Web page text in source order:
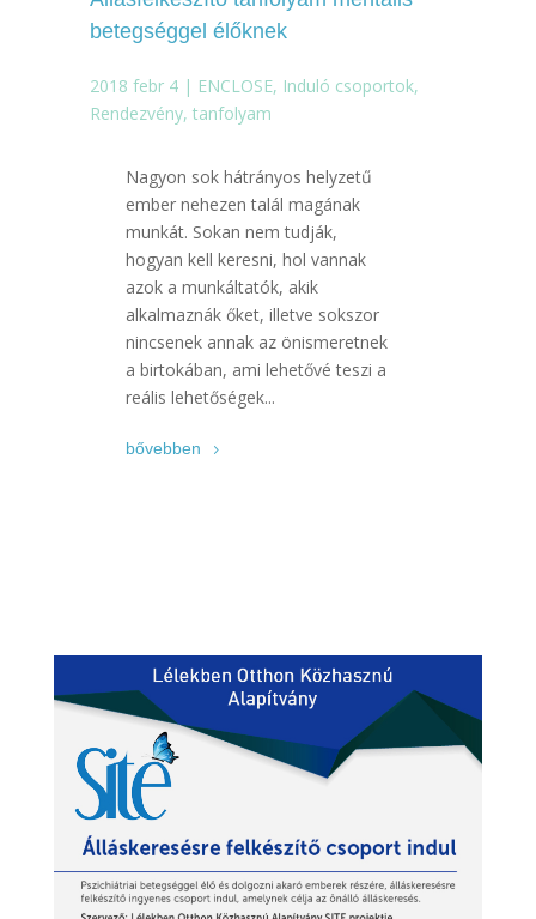
betegséggel élőknek
2018 febr 4| ENCLOSE, Induló csoportok,
Rendezvény, tanfolyam
Nagyon sok hátrányos helyzetű
ember nehezen talál magának
munkát. Sokan nem tudják,
hogyan kell keresni, hol vannak
azok a munkáltatók, akik
alkalmaznák őket, illetve sokszor
nincsenek annak az önismeretnek
a birtokában, ami lehetővé teszi a
reális lehetőségek...
bővebben